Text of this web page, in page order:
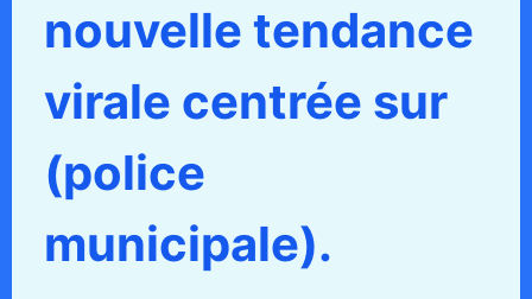
nouvelle tendance
virale centrée sur
(police
municipale).